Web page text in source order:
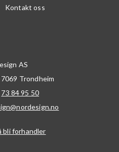
Kontakt oss
AS
7069 Trondheim
73 84 95 50
bli forhandler